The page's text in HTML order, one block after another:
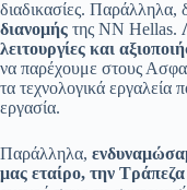
διαδικασίες. Παράλληλα,
διανομής της ΝΝ Hellas.
λειτουργίες και
να παρέχουμε στους
τα τεχνολογικά εργαλεία
εργασία.
Παράλληλα,
μας εταίρο, την